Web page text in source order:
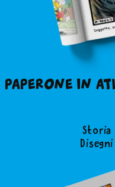
PAPERONE IN
Storia